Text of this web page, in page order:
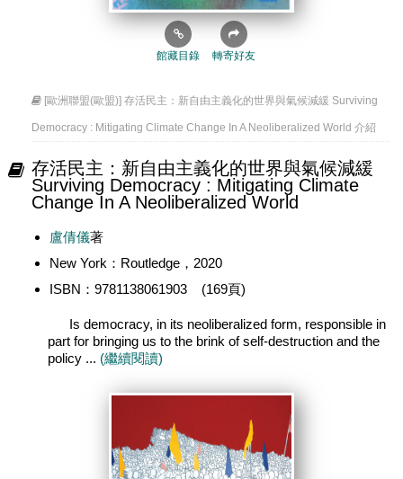
館藏目錄 轉寄好友
[歐洲聯盟(歐盟)] 存活民主：新自由主義化的世界與氣候減緩 Surviving
Democracy : Mitigating Climate Change In A Neoliberalized World 介紹
存活民主：新自由主義化的世界與氣候減緩
Surviving Democracy : Mitigating Climate
Change In A Neoliberalized World
盧倩儀著
New York：Routledge，2020
ISBN：9781138061903 (169頁)
Is democracy, in its neoliberalized form, responsible in
part for bringing us to the brink of self-destruction and the
policy ... (繼續閱讀)